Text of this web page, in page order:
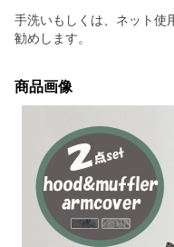
手洗いもしくは、ネット使
勧めします。
商品画像